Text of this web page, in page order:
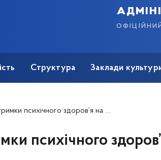
Структура Заклади
психічного здоров’я на роботі
психічного